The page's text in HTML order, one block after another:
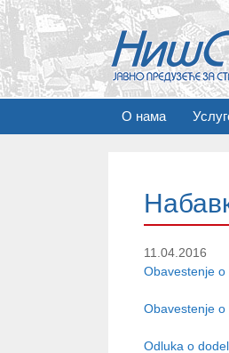
О нама
11.04.2016
Obavestenje
Obavestenje
Odluka o